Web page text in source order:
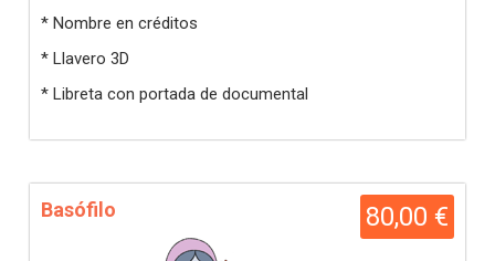
* Nombre en créditos
* Llavero 3D
* Libreta con portada de documental
80,00 €
Basófilo